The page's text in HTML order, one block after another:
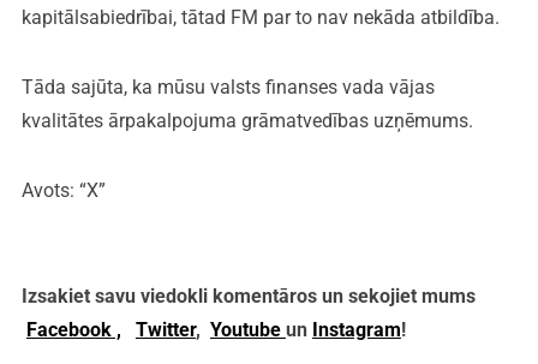
kapitālsabiedrībai, tātad FM par to nav nekāda atbildība.
Tāda sajūta, ka mūsu valsts finanses vada vājas
kvalitātes ārpakalpojuma grāmatvedības uzņēmums.
Avots: “X”
Izsakiet savu viedokli komentāros un sekojiet mums
Facebook ,
Twitter, Youtube un Instagram!